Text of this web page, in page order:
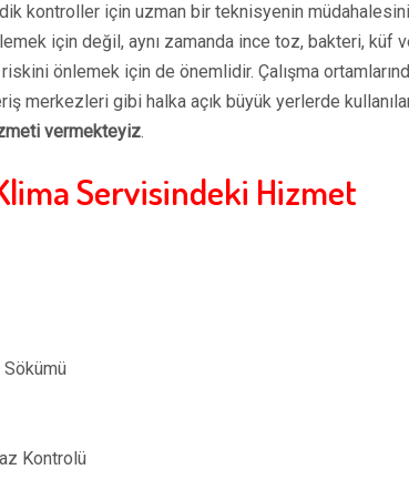
kontroller için uzman bir teknisyenin
için değil, aynı zamanda ince toz, bakteri, küf
önlemek için de önemlidir. Çalışma
merkezleri gibi halka açık büyük yerlerde
vermekteyiz.
Servisindeki Hizmet
Kontrolü